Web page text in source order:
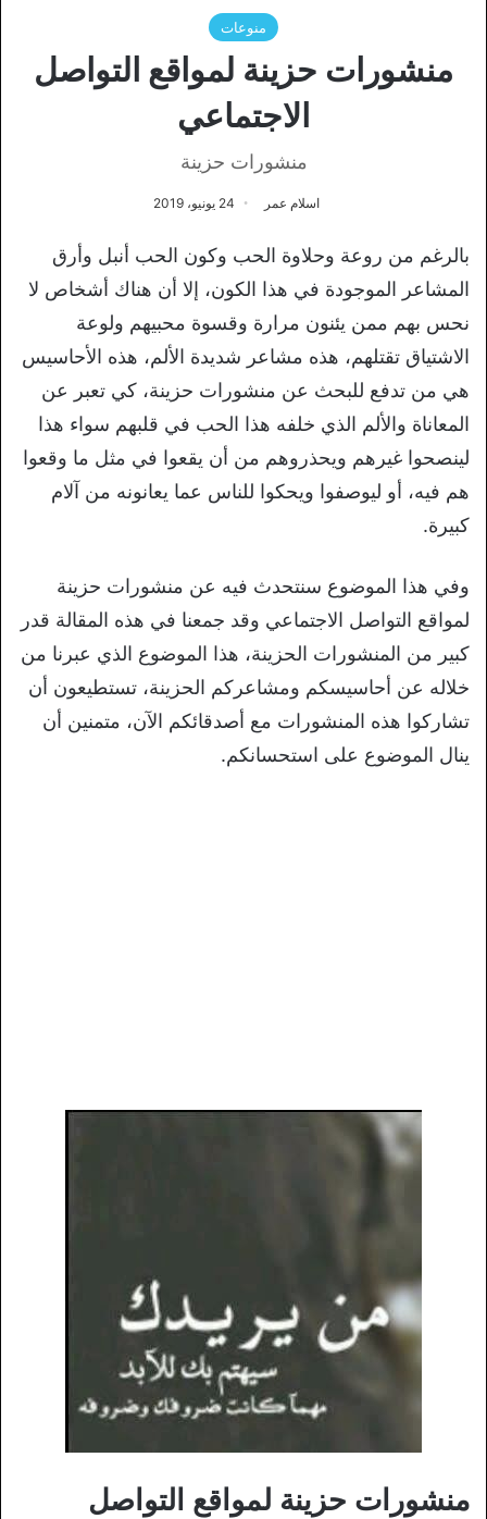
منوعات
منشورات حزينة لمواقع التواصل
الاجتماعي
منشورات حزينة
اسلام عمر 24 يونيو، 2019
بالرغم من روعة وحلاوة الحب وكون الحب أنبل وأرق
المشاعر الموجودة في هذا الكون، إلا أن هناك أشخاص لا
نحس بهم ممن يئنون مرارة وقسوة محبيهم ولوعة
الاشتياق تقتلهم، هذه مشاعر شديدة الألم، هذه الأحاسيس
هي من تدفع للبحث عن منشورات حزينة، كي تعبر عن
المعاناة والألم الذي خلفه هذا الحب في قلبهم سواء هذا
لينصحوا غيرهم ويحذروهم من أن يقعوا في مثل ما وقعوا
هم فيه، أو ليوصفوا ويحكوا للناس عما يعانونه من آلام
كبيرة.
وفي هذا الموضوع سنتحدث فيه عن منشورات حزينة
لمواقع التواصل الاجتماعي وقد جمعنا في هذه المقالة قدر
كبير من المنشورات الحزينة، هذا الموضوع الذي عبرنا من
خلاله عن أحاسيسكم ومشاعركم الحزينة، تستطيعون أن
تشاركوا هذه المنشورات مع أصدقائكم الآن، متمنين أن
ينال الموضوع على استحسانكم.
منشورات حزينة لمواقع التواصل